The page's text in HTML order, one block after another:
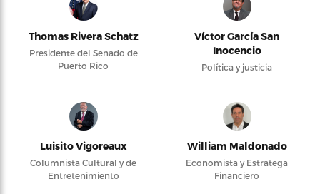
Thomas Rivera Schatz
Presidente del Senado de
Puerto Rico
Víctor García San
Inocencio
Política y justicia
Luisito Vigoreaux
Columnista Cultural y de
Entretenimiento
William Maldonado
Economista y Estratega
Financiero